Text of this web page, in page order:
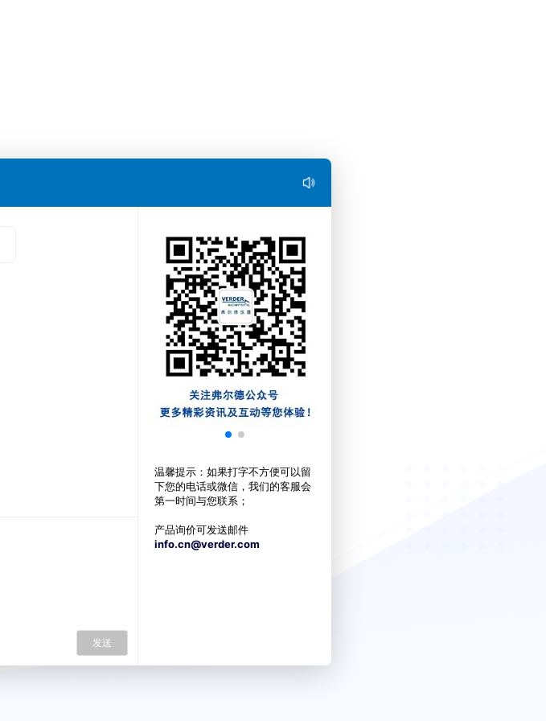
发送
温馨提示：如果打字不方便可以留
下您的电话或微信，我们的客服会
第一时间与您联系；
产品询价可发送邮件
info.cn@verder.com